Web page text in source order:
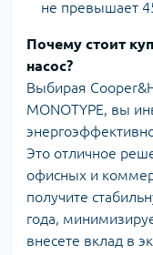
не превышает
Почему стоит
насос?
Выбирая
MONOTYPE, вы
Это отличное
офисных и
получите
года,
внесете вклад в